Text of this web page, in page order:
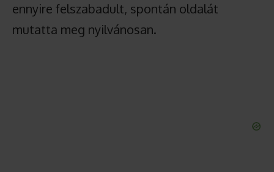
ennyire felszabadult, spontán oldalát
mutatta meg nyilvánosan.